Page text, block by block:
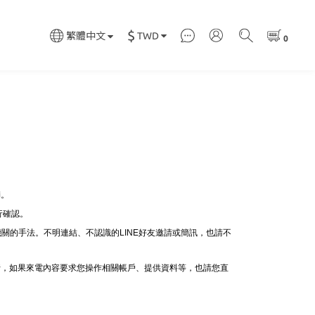
繁體中文 $ TWD
認。
的手法。不明連結、不認識的LINE好友邀請或簡訊，也請不
如果來電內容要求您操作相關帳戶、提供資料等，也請您直